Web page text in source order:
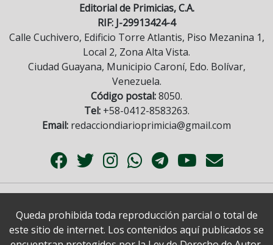
Editorial de Primicias, C.A.
RIF: J-29913424-4
Calle Cuchivero, Edificio Torre Atlantis, Piso Mezanina 1,
Local 2, Zona Alta Vista.
Ciudad Guayana, Municipio Caroní, Edo. Bolívar,
Venezuela.
Código postal:8050.
Tel:+58-0412-8583263.
Email: redacciondiarioprimicia@gmail.com
Queda prohibida toda reproducción parcial o total de
este sitio de internet. Los contenidos aquí publicados se